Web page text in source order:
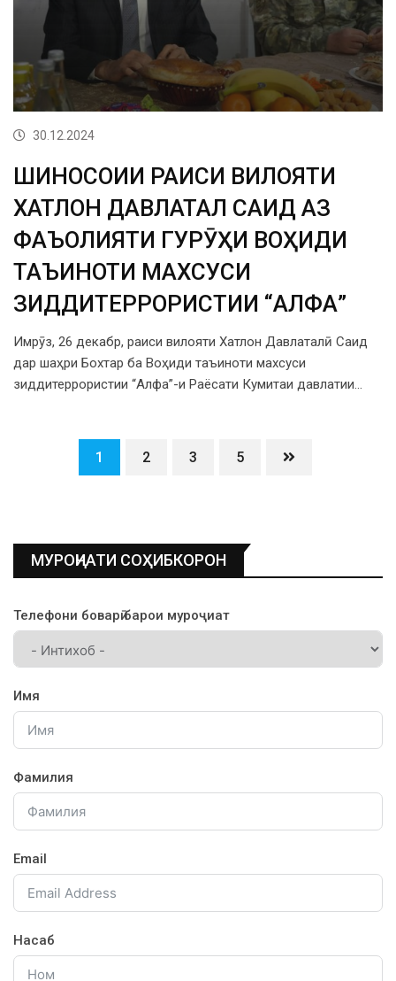
30.12.2024
ШИНОСОИИ РАИСИ ВИЛОЯТИ
ХАТЛОН ДАВЛАТАЛӢ САИД АЗ
ФАЪОЛИЯТИ ГУРӮҲИ ВОҲИДИ
ТАЪИНОТИ МАХСУСИ
ЗИДДИТЕРРОРИСТИИ “АЛФА”
Имрӯз, 26 декабр, раиси вилояти Хатлон Давлаталӣ Саид
дар шаҳри Бохтар ба Воҳиди таъиноти махсуси
зиддитеррористии “Алфа”-и Раёсати Кумитаи давлатии…
1 2 3 5
МУРОҶИАТИ СОҲИБКОРОН
Телефони боварӣ барои муроҷиат
Имя
Фамилия
Email
Насаб